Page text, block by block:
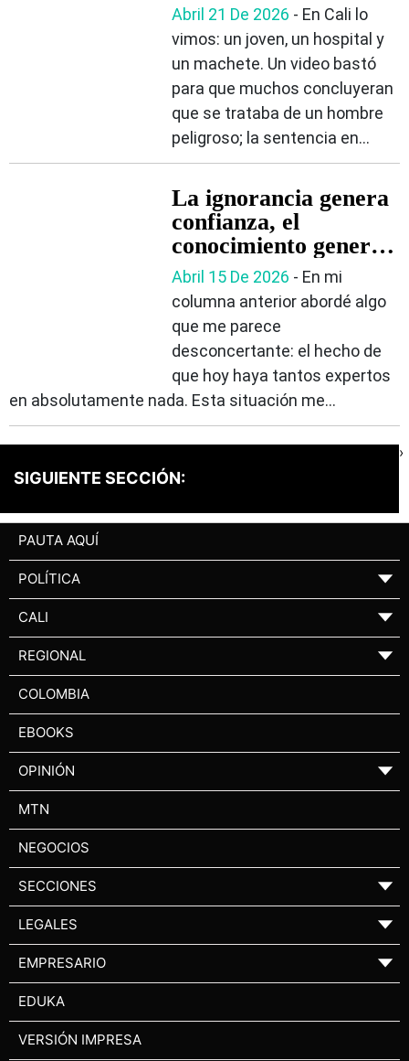
Abril 21 De 2026 - En Cali lo
vimos: un joven, un hospital y
un machete. Un video bastó
para que muchos concluyeran
que se trataba de un hombre
peligroso; la sentencia en...
La ignorancia genera
confianza, el
conocimiento genera
duda
Abril 15 De 2026 - En mi
columna anterior abordé algo
que me parece
desconcertante: el hecho de
que hoy haya tantos expertos
en absolutamente nada. Esta situación me...
SIGUIENTE SECCIÓN:
›
PAUTA AQUÍ
POLÍTICA ▼
CALI ▼
REGIONAL ▼
COLOMBIA
EBOOKS
OPINIÓN ▼
MTN
NEGOCIOS
SECCIONES ▼
LEGALES ▼
EMPRESARIO ▼
EDUKA
VERSIÓN IMPRESA